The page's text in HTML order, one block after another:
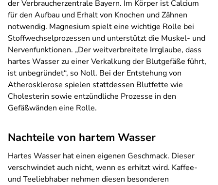
der Verbraucherzentrale Bayern. Im Körper ist Calcium
für den Aufbau und Erhalt von Knochen und Zähnen
notwendig. Magnesium spielt eine wichtige Rolle bei
Stoffwechselprozessen und unterstützt die Muskel- und
Nervenfunktionen. „Der weitverbreitete Irrglaube, dass
hartes Wasser zu einer Verkalkung der Blutgefäße führt,
ist unbegründet“, so Noll. Bei der Entstehung von
Atherosklerose spielen stattdessen Blutfette wie
Cholesterin sowie entzündliche Prozesse in den
Gefäßwänden eine Rolle.
Nachteile von hartem Wasser
Hartes Wasser hat einen eigenen Geschmack. Dieser
verschwindet auch nicht, wenn es erhitzt wird. Kaffee-
und Teeliebhaber nehmen diesen besonderen